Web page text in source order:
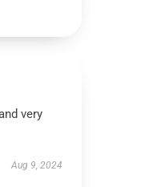
very
Aug 9, 2024